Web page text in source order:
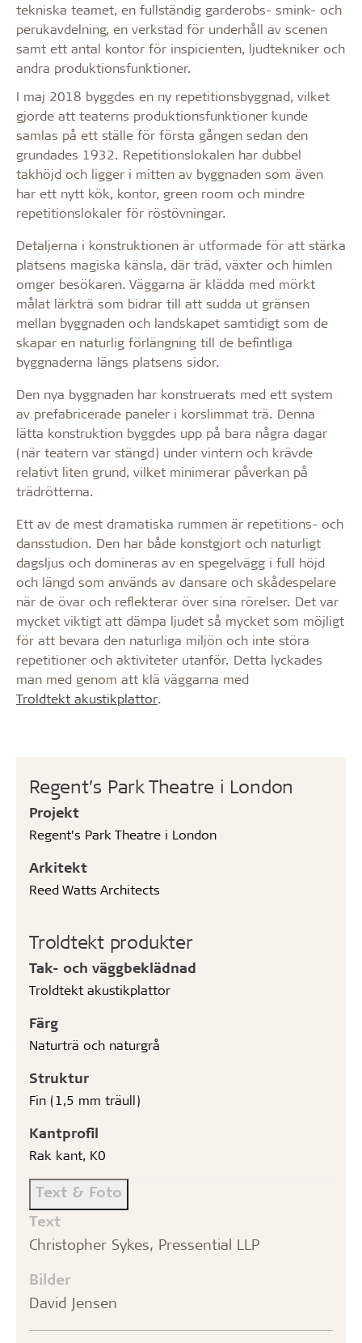
Regent’s Park Theatre i London
Projekt
Regent’s Park Theatre i London
Arkitekt
Reed Watts Architects
Troldtekt produkter
Tak- och väggbeklädnad
Troldtekt akustikplattor
Färg
Naturträ och naturgrå
Struktur
Fin (1,5 mm träull)
Kantprofil
Rak kant, K0
Text & Foto
Text
Christopher Sykes, Pressential LLP
Bilder
David Jensen
tekniska teamet, en fullständig garderobs- smink- och
perukavdelning, en verkstad för underhåll av scenen
samt ett antal kontor för inspicienten, ljudtekniker och
andra produktionsfunktioner.
I maj 2018 byggdes en ny repetitionsbyggnad, vilket
gjorde att teaterns produktionsfunktioner kunde
samlas på ett ställe för första gången sedan den
grundades 1932. Repetitionslokalen har dubbel
takhöjd och ligger i mitten av byggnaden som även
har ett nytt kök, kontor, green room och mindre
repetitionslokaler för röstövningar.
Detaljerna i konstruktionen är utformade för att stärka
platsens magiska känsla, där träd, växter och himlen
omger besökaren. Väggarna är klädda med mörkt
målat lärkträ som bidrar till att sudda ut gränsen
mellan byggnaden och landskapet samtidigt som de
skapar en naturlig förlängning till de befintliga
byggnaderna längs platsens sidor.
Den nya byggnaden har konstruerats med ett system
av prefabricerade paneler i korslimmat trä. Denna
lätta konstruktion byggdes upp på bara några dagar
(när teatern var stängd) under vintern och krävde
relativt liten grund, vilket minimerar påverkan på
trädrötterna.
Ett av de mest dramatiska rummen är repetitions- och
dansstudion. Den har både konstgjort och naturligt
dagsljus och domineras av en spegelvägg i full höjd
och längd som används av dansare och skådespelare
när de övar och reflekterar över sina rörelser. Det var
mycket viktigt att dämpa ljudet så mycket som möjligt
för att bevara den naturliga miljön och inte störa
repetitioner och aktiviteter utanför. Detta lyckades
man med genom att klä väggarna med
Troldtekt akustikplattor.